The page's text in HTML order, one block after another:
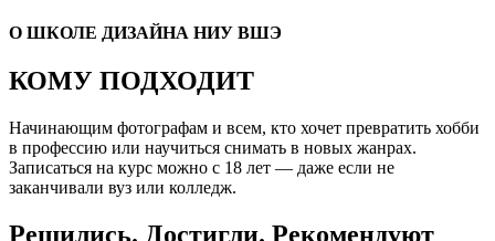
О ШКОЛЕ ДИЗАЙНА НИУ ВШЭ
КОМУ ПОДХОДИТ
Начинающим фотографам и всем, кто хочет превратить хобби
в профессию или научиться снимать в новых жанрах.
Записаться на курс можно с 18 лет — даже если не
заканчивали вуз или колледж.
Решились. Достигли. Рекомендуют